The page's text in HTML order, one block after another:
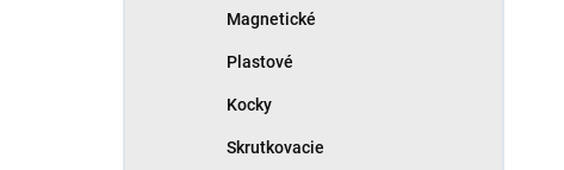
Magnetické
Plastové
Kocky
Skrutkovacie